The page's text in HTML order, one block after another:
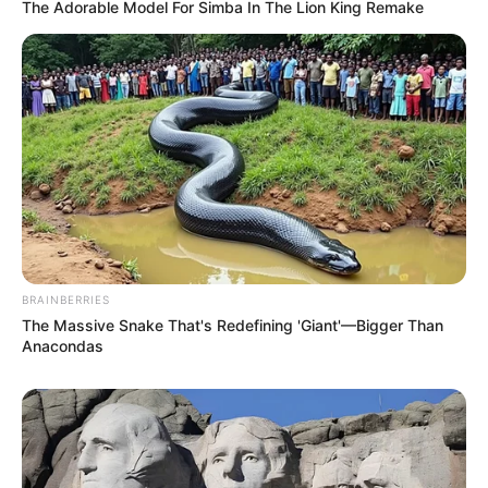
ΕΝΑ ΒΙΒΛΙΟ ΠΟΥ ΠΡΕΠΕΙ ΝΑ ΑΠΟΚΤΗΣΕΙΣ
ΝΙΚΟΛΑΟΣ ΑΝΑΞΙΜΑΝΔΡΟΣ
The Adorable Model For Simba In The Lion King Remake
BRAINBERRIES
The Massive Snake That's Redefining 'Giant'—Bigger Than
Anacondas